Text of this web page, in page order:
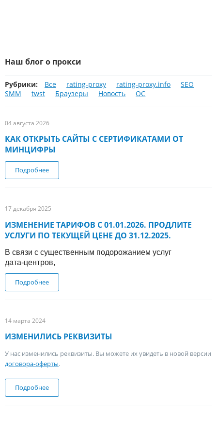
Наш блог о прокси
Рубрики: Все rating-proxy rating-proxy.info
SEO
SMM
twst Браузеры Новость ОС
04 августа 2026
КАК ОТКРЫТЬ САЙТЫ С СЕРТИФИКАТАМИ ОТ
МИНЦИФРЫ
Подробнее
17 декабря 2025
ИЗМЕНЕНИЕ ТАРИФОВ С 01.01.2026. ПРОДЛИТЕ
УСЛУГИ ПО ТЕКУЩЕЙ ЦЕНЕ ДО 31.12.2025.
В связи с существенным подорожанием услуг
дата‑центров,
Подробнее
14 марта 2024
ИЗМЕНИЛИСЬ РЕКВИЗИТЫ
У нас изменились реквизиты. Вы можете их увидеть в новой версии
договора-оферты.
Подробнее